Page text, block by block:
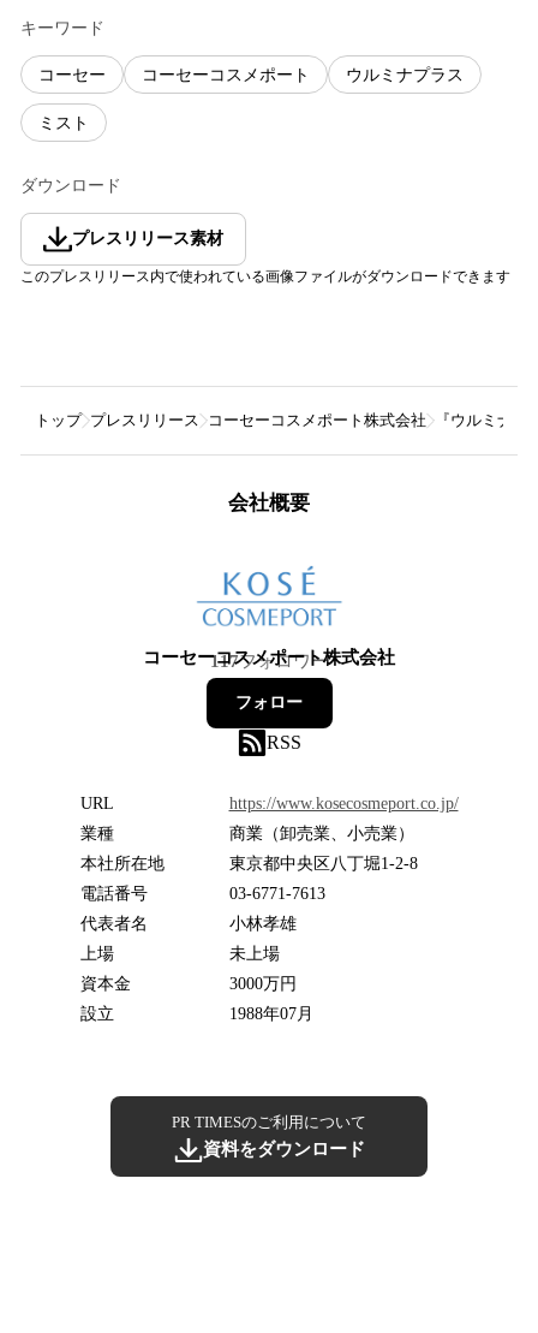
キーワード
コーセー コーセーコスメポート ウルミナプラス
ミスト
ダウンロード
プレスリリース素材
このプレスリリース内で使われている画像ファイルがダウンロードできます
トップ プレスリリース コーセーコスメポート株式会社 『ウルミナ
会社概要
コーセーコスメポート株式会社
117フォロワー
フォロー
RSS
URL
https://www.kosecosmeport.co.jp/
業種
商業（卸売業、小売業）
本社所在地
東京都中央区八丁堀1-2-8
電話番号
03-6771-7613
代表者名
小林孝雄
上場
未上場
資本金
3000万円
設立
1988年07月
PR TIMESのご利用について
資料をダウンロード